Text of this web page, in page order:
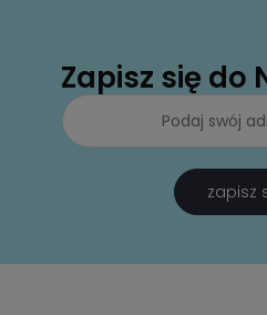
Zapisz się do
zapisz